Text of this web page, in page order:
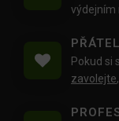
výdejním
Pokud si
zavolejte